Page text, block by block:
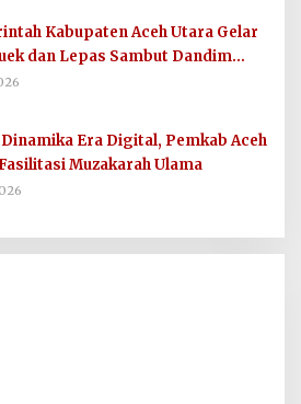
Kabupaten Aceh Utara Gelar
dan Lepas Sambut Dandim
Dinamika Era Digital, Pemkab Aceh
Muzakarah Ulama